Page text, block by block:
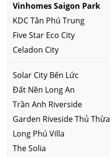
Vinhomes Saigon Park
KDC Tân Phú Trung
Five Star Eco City
Celadon City
Solar City Bến Lức
Đất Nền Long An
Trần Anh Riverside
Garden Riveside Thủ Thừa
Long Phú Villa
The Solia